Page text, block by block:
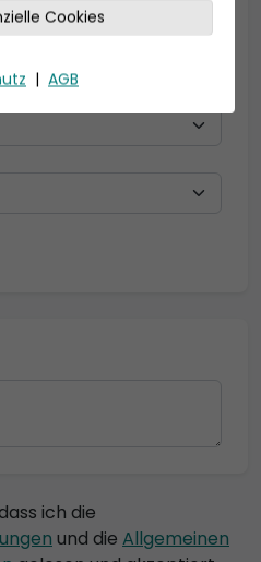
ich die
und die Allgemeinen
Cookies
| AGB